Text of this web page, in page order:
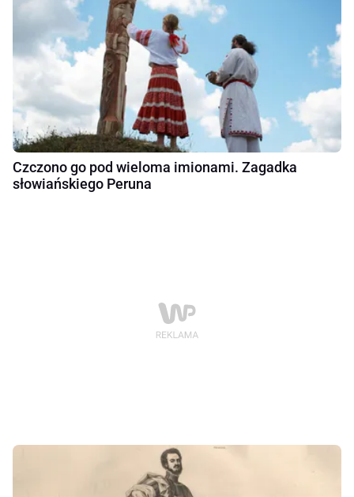
Czczono go pod wieloma imionami. Zagadka
słowiańskiego Peruna